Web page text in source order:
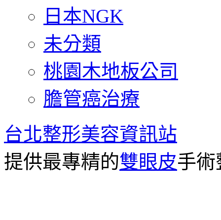
日本NGK
未分類
桃園木地板公司
膽管癌治療
台北整形美容資訊站
提供最專精的雙眼皮手術